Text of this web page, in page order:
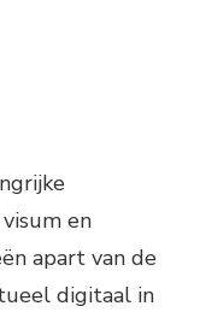
en
apart van de
digitaal in